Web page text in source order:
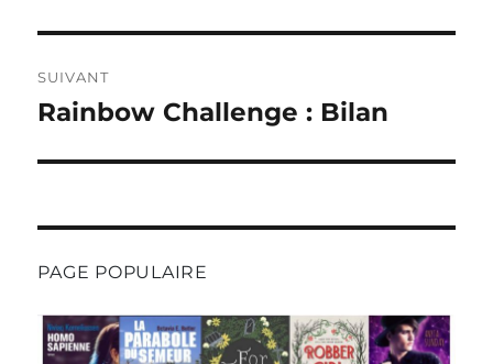
SUIVANT
Publication
Rainbow Challenge : Bilan
PAGE POPULAIRE